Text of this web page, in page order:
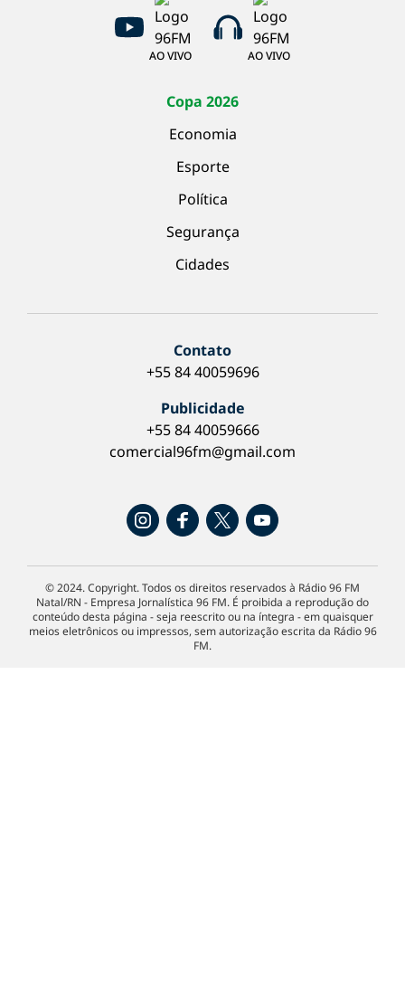
AO VIVO AO VIVO
Copa 2026
Economia
Esporte
Política
Segurança
Cidades
Contato
+55 84 40059696
Publicidade
+55 84 40059666
comercial96fm@gmail.com
© 2024. Copyright. Todos os direitos reservados à Rádio 96 FM
Natal/RN - Empresa Jornalística 96 FM. É proibida a reprodução do
conteúdo desta página - seja reescrito ou na íntegra - em quaisquer
meios eletrônicos ou impressos, sem autorização escrita da Rádio 96
FM.